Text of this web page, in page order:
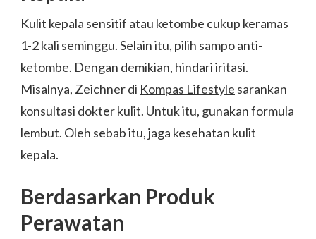
Kulit kepala sensitif atau ketombe cukup keramas
1-2 kali seminggu. Selain itu, pilih sampo anti-
ketombe. Dengan demikian, hindari iritasi.
Misalnya, Zeichner di Kompas Lifestyle sarankan
konsultasi dokter kulit. Untuk itu, gunakan formula
lembut. Oleh sebab itu, jaga kesehatan kulit
kepala.
Berdasarkan Produk
Perawatan